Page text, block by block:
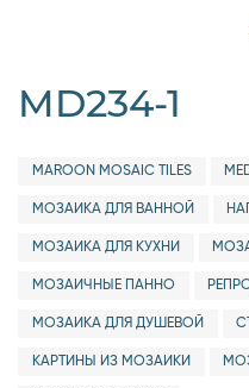
MD234-1
MAROON MOSAIC TILES
МОЗАИКА ДЛЯ ВАННОЙ
МОЗАИКА ДЛЯ КУХНИ
МОЗАИЧНЫЕ ПАННО
МОЗАИКА ДЛЯ ДУШЕВОЙ
КАРТИНЫ ИЗ МОЗАИКИ